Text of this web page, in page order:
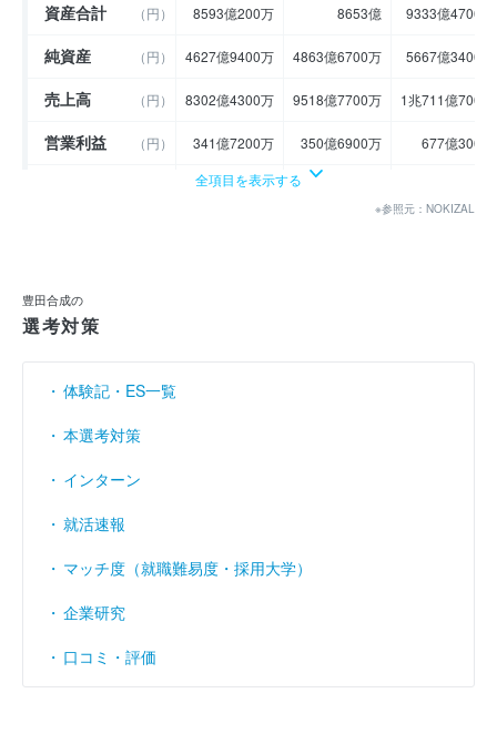
資産合計 （円） 8593億200万 8653億 9333億4700万
純資産 （円） 4627億9400万 4863億6700万 5667億3400万
売上高 （円） 8302億4300万 9518億7700万 1兆711億700万
営業利益 （円） 341億7200万 350億6900万 677億300万
376億9600万
売上伸び率
営業利益率 （％） 4.12 3.68 6.32
経常利益率
全項目を表示する
※参照元：NOKIZAL
豊田合成の
選考対策
体験記・ES一覧
本選考対策
インターン
就活速報
マッチ度（就職難易度・採用大学）
企業研究
口コミ・評価